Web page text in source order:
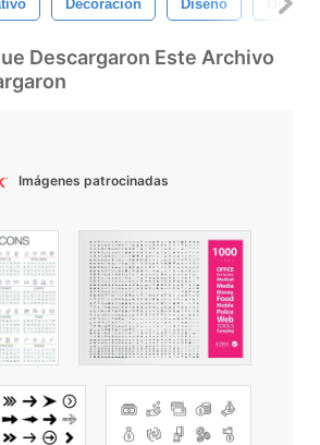
Decoración Diseño
Descargaron Este Archivo
Imágenes patrocinadas